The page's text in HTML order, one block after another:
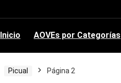
Inicio AOVEs por Categorías
Picual Página 2